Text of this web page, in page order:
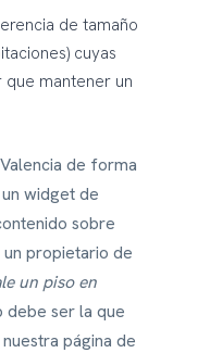
de tamaño
cuyas
mantener un
de forma
widget de
sobre
propietario de
un piso en
debe ser la que
página de